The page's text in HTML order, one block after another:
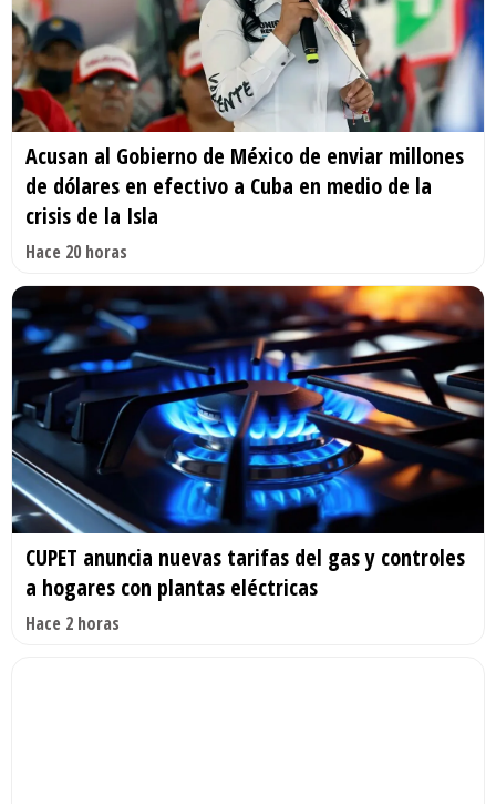
Acusan al Gobierno de México de enviar millones
de dólares en efectivo a Cuba en medio de la
crisis de la Isla
Hace 20 horas
CUPET anuncia nuevas tarifas del gas y controles
a hogares con plantas eléctricas
Hace 2 horas